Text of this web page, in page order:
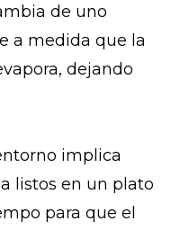
de uno
a medida que la
dejando
implica
listos en un plato
para que el